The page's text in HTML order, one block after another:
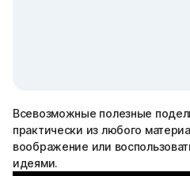
Всевозможные полезные
практически из любого
воображение или
идеями.